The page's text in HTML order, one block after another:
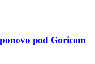
pod Goricom